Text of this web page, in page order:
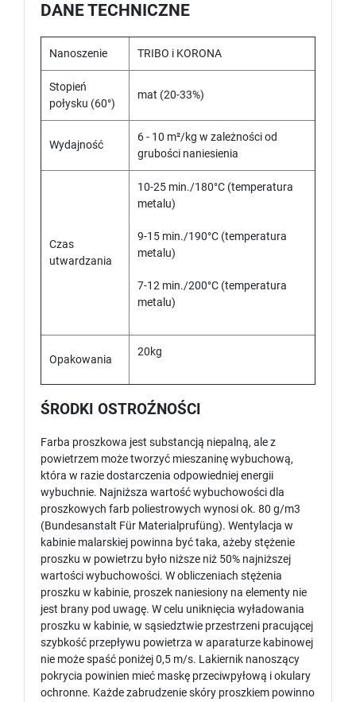
DANE TECHNICZNE
Nanoszenie TRIBO i KORONA
Stopień
połysku (60°)
mat (20-33%)
Wydajność
6 - 10 m²/kg w zależności od
grubości naniesienia
Czas
utwardzania
10-25 min./180°C (temperatura
metalu)
9-15 min./190°C (temperatura
metalu)
7-12 min./200°C (temperatura
metalu)
Opakowania
20kg
ŚRODKI OSTROŹNOŚCI
Farba proszkowa jest substancją niepalną, ale z
powietrzem może tworzyć mieszaninę wybuchową,
która w razie dostarczenia odpowiedniej energii
wybuchnie. Najniższa wartość wybuchowości dla
proszkowych farb poliestrowych wynosi ok. 80 g/m3
(Bundesanstalt Für Materialprufüng). Wentylacja w
kabinie malarskiej powinna być taka, ażeby stężenie
proszku w powietrzu było niższe niż 50% najniższej
wartości wybuchowości. W obliczeniach stężenia
proszku w kabinie, proszek naniesiony na elementy nie
jest brany pod uwagę. W celu uniknięcia wyładowania
proszku w kabinie, w sąsiedztwie przestrzeni pracującej
szybkość przepływu powietrza w aparaturze kabinowej
nie może spaść poniżej 0,5 m/s. Lakiernik nanoszący
pokrycia powinien mieć maskę przeciwpyłową i okulary
ochronne. Każde zabrudzenie skóry proszkiem powinno